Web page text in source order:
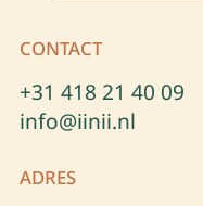
*
CONTACT
+31 418 21 40 09
info@iinii.nl
ADRES